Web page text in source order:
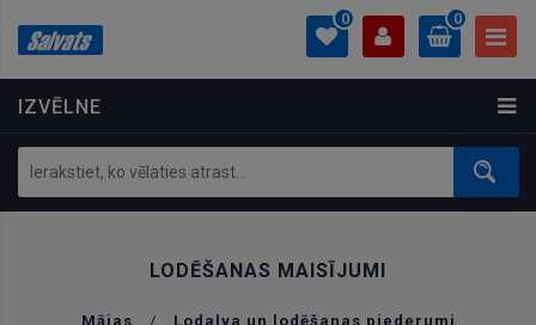
IZVĒLNE
0
PROFILS
Ielogoties
Izveidot kontu
0
0.00 €
LODĒŠANAS MAISĪJUMI
Mājas /
Lodalva un lodēšanas piederumi